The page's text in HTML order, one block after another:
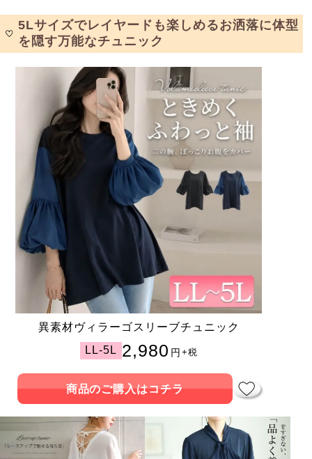
5Lサイズでレイヤードも楽しめるお洒落に体型
を隠す万能なチュニック
異素材ヴィラーゴスリーブチュニック
LL-5L 2,980 円 +税
商品のご購入はコチラ